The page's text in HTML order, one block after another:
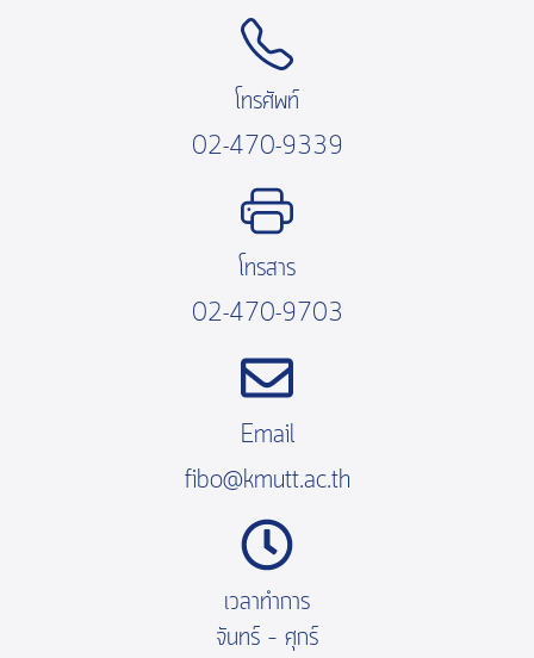
โทรศัพท์
02-470-9339
โทรสาร
02-470-9703
Email
fibo@kmutt.ac.th
เวลาทำการ
จันทร์ – ศุกร์